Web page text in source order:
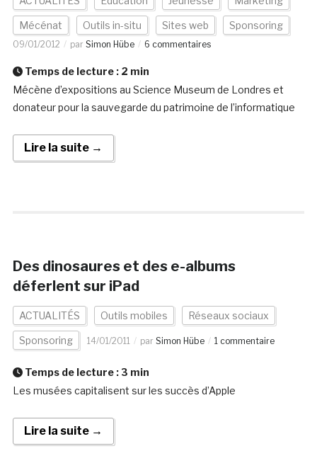
Mécénat Outils in-situ Sites web Sponsoring
09/01/2012 par Simon Hübe 6 commentaires
Temps de lecture : 2 min
Mécène d’expositions au Science Museum de Londres et
donateur pour la sauvegarde du patrimoine de l’informatique
Lire la suite →
Des dinosaures et des e-albums
déferlent sur iPad
ACTUALITÉS Outils mobiles Réseaux sociaux
Sponsoring 14/01/2011 par Simon Hübe 1 commentaire
Temps de lecture : 3 min
Les musées capitalisent sur les succès d’Apple
Lire la suite →